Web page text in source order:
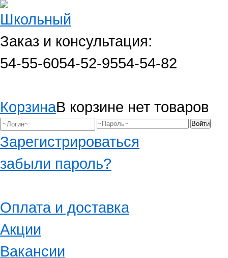
Заказ и консультация:
54-55-6054-52-9554-54-82
КорзинаВ корзине нет товаров
Зарегистрироваться
забыли пароль?
Оплата и доставка
Акции
Вакансии